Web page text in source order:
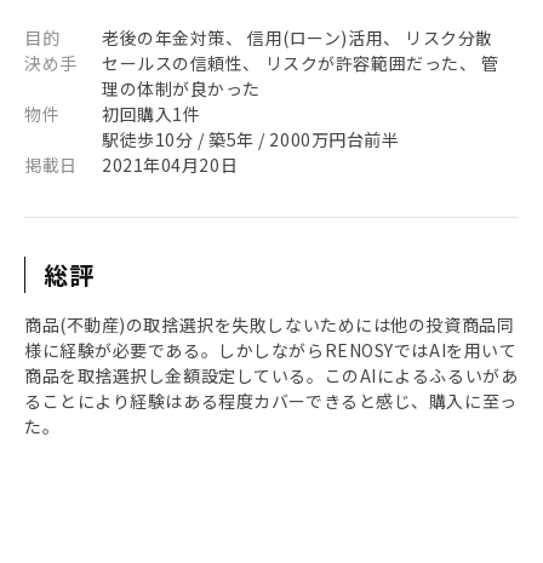
目的
老後の年金対策、 信用(ローン)活用、 リスク分散
決め手
セールスの信頼性、 リスクが許容範囲だった、 管
理の体制が良かった
物件
初回購入1件
駅徒歩10分 / 築5年 / 2000万円台前半
掲載日
2021年04月20日
総評
商品(不動産)の取捨選択を失敗しないためには他の投資商品同
様に経験が必要である。しかしながらRENOSYではAIを用いて
商品を取捨選択し金額設定している。このAIによるふるいがあ
ることにより経験はある程度カバーできると感じ、購入に至っ
た。